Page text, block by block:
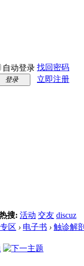
自动登录 找回密码
登录
立即注册
搜: 活动 交友 discuz
区 › 电子书 › 触诊解